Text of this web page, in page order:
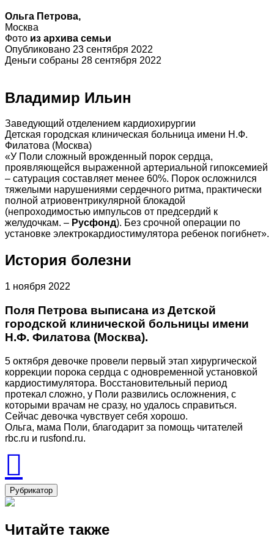
Ольга Петрова,
Москва
Фото из архива семьи
Опубликовано 23 сентября 2022
Деньги собраны 28 сентября 2022
Владимир Ильин
Заведующий отделением кардиохирургии
Детская городская клиническая больница имени Н.Ф.
Филатова (Москва)
«У Поли сложный врожденный порок сердца,
проявляющейся выраженной артериальной гипоксемией
– сатурация составляет менее 60%. Порок осложнился
тяжелыми нарушениями сердечного ритма, практически
полной атриовентрикулярной блокадой
(непроходимостью импульсов от предсердий к
желудочкам. – Русфонд). Без срочной операции по
установке электрокардиостимулятора ребенок погибнет».
История болезни
1 ноября 2022
Поля Петрова выписана из Детской
городской клинической больницы имени
Н.Ф. Филатова (Москва).
5 октября девочке провели первый этап хирургической
коррекции порока сердца с одновременной установкой
кардиостимулятора. Восстановительный период
протекал сложно, у Поли развились осложнения, с
которыми врачам не сразу, но удалось справиться.
Сейчас девочка чувствует себя хорошо.
Ольга, мама Поли, благодарит за помощь читателей
rbc.ru и rusfond.ru.
Рубрикатор
Читайте также